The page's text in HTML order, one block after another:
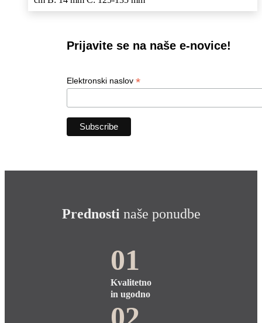
Prijavite se na naše e-novice!
Elektronski naslov*
Prednostinaše ponudbe
01
Kvalitetno
in ugodno